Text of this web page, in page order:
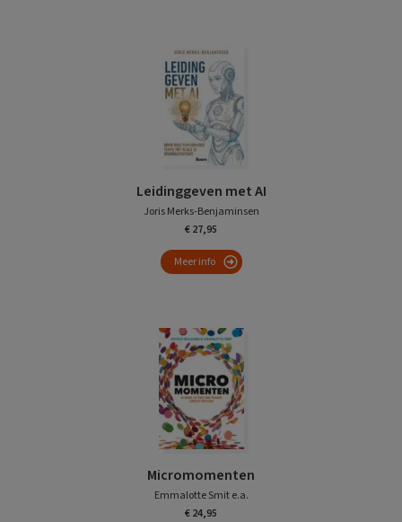
Leidinggeven met AI
Joris Merks-Benjaminsen
€ 27,95
Meer info
Micromomenten
Emmalotte Smit e.a.
€ 24,95